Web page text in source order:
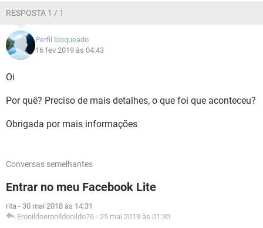
RESPOSTA 1 / 1
Perfil bloqueado
16 fev 2019 às 04:43
Oi
Por quê? Preciso de mais detalhes, o que foi que aconteceu?
Obrigada por mais informações
Conversas semelhantes
Entrar no meu Facebook Lite
rita - 30 mai 2018 às 14:31
Eronildoeronildonildo76 - 25 mai 2019 às 01:30